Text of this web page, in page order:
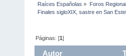
Raíces Españolas » Foros
Finales sigloXIX, sastre en San
Páginas: [1]
Autor